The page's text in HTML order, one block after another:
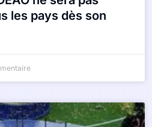
les pays dès son